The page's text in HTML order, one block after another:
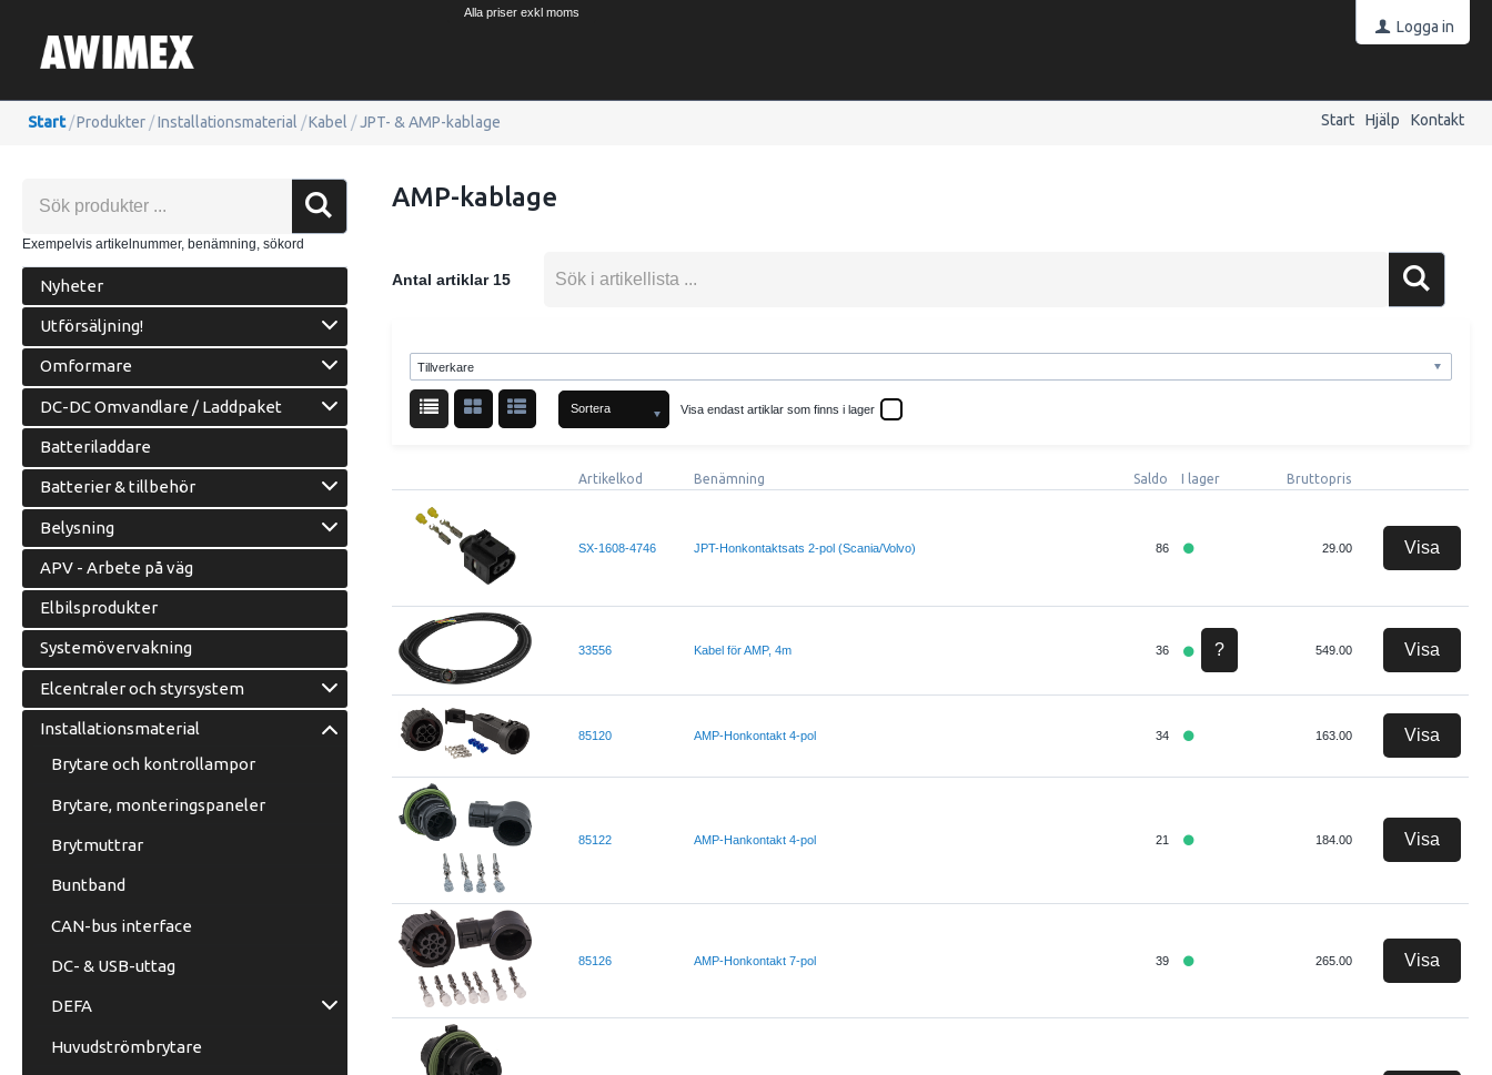
Alla priser exkl moms
Logga in
Start Hjälp Kontakt
Start /Produkter /Installationsmaterial /Kabel /JPT- & AMP-kablage
Exempelvis artikelnummer, benämning, sökord
Nyheter
Utförsäljning!
Omformare
DC-DC Omvandlare / Laddpaket
Batteriladdare
Batterier & tillbehör
Belysning
APV - Arbete på väg
Elbilsprodukter
Systemövervakning
Elcentraler och styrsystem
Installationsmaterial
Brytare och kontrollampor
Brytare, monteringspaneler
Brytmuttrar
Buntband
CAN-bus interface
DC- & USB-uttag
DEFA
Huvudströmbrytare
AMP-kablage
Antal artiklar 15
Sortera Visa endast artiklar som finns i lager
Artikelkod Benämning Saldo I lager Bruttopris
SX-1608-4746 JPT-Honkontaktsats 2-pol (Scania/Volvo) 86 29.00 Visa
33556 Kabel för AMP, 4m 36 ? 549.00 Visa
85120 AMP-Honkontakt 4-pol 34 163.00 Visa
85122 AMP-Hankontakt 4-pol 21 184.00 Visa
85126 AMP-Honkontakt 7-pol 39 265.00 Visa